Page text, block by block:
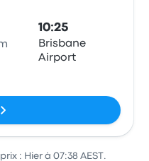
10:25
Brisbane
Airport
: Hier à 07:38 AEST.